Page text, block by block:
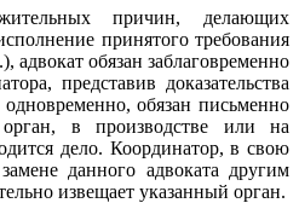
причин, делающих
принятого требования
адвокат обязан заблаговременно
представив доказательства
обязан письменно
орган, в производстве или на
дело. Координатор, в свою
данного адвоката другим
извещает указанный орган.